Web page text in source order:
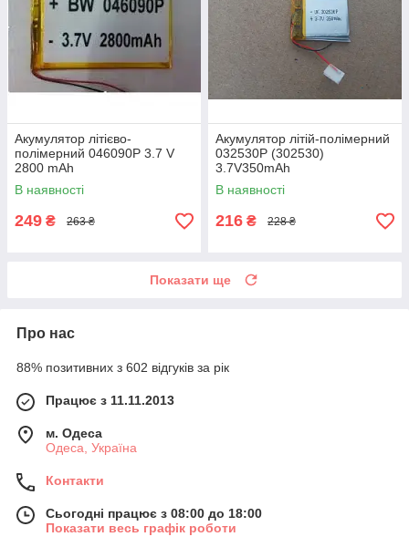
Акумулятор літієво-
полімерний 046090P 3.7 V
2800 mAh
В наявності
249 ₴ 263 ₴
Акумулятор літій-полімерний
032530P (302530)
3.7V350mAh
В наявності
216 ₴ 228 ₴
Показати ще
Про нас
88% позитивних з 602 відгуків за рік
Працює з 11.11.2013
м. Одеса
Одеса, Україна
Контакти
Сьогодні працює з 08:00 до 18:00
Показати весь графік роботи